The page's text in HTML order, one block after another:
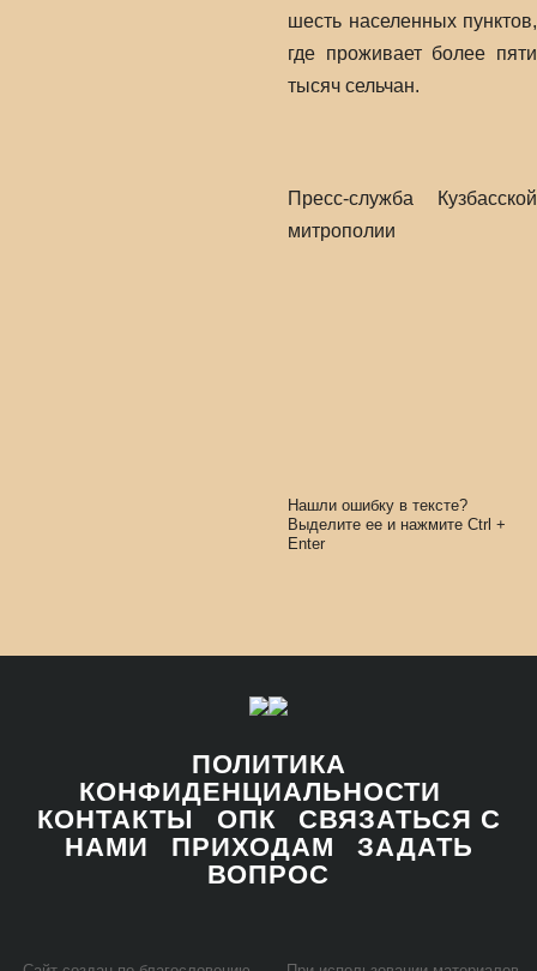
шесть населенных пунктов,
где проживает более пяти
тысяч сельчан.
Пресс-служба Кузбасской
митрополии
Нашли ошибку в тексте?
Выделите ее и нажмите Ctrl +
Enter
ПОЛИТИКА
КОНФИДЕНЦИАЛЬНОСТИ
КОНТАКТЫ
ОПК
СВЯЗАТЬСЯ С
НАМИ
ПРИХОДАМ
ЗАДАТЬ
ВОПРОС